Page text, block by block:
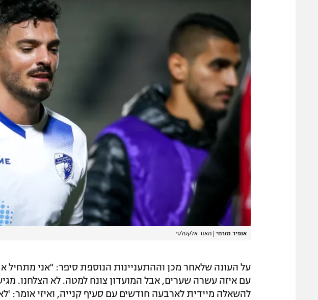
אופיר מזרחי מאור אלקסלסי
על העונה שלאחר מכן וההתעניינות הנוספת סיפר: "אני מתחיל
עם איזה עשרה שערים, אבל המועדון צונח למטה. לא הצלחנו.
להשאלה מיידית לארבעה חודשים עם סעיף קנייה, ואיזי אומר: